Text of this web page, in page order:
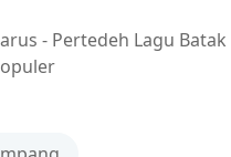
- Pertedeh Lagu Batak